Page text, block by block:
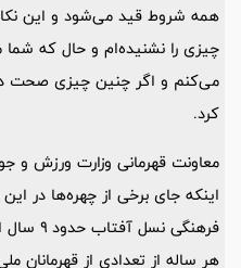
همه شروط قید می‌شود و این
چیزی را نشنیده‌ام و حال که
می‌کنم و اگر چنین چیزی صحت
کرد.
معاونت قهرمانی وزارت ورزش و
اینکه جای برخی از چهره‌ها در
هر ساله از تعدادی از قهرمانان